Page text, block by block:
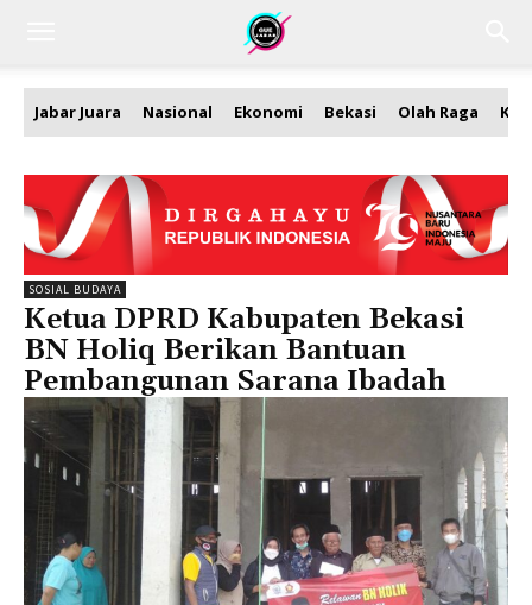
Jabar Juara Nasional Ekonomi Bekasi Olah Raga
SOSIAL BUDAYA
Ketua DPRD Kabupaten Bekasi
BN Holiq Berikan Bantuan
Pembangunan Sarana Ibadah